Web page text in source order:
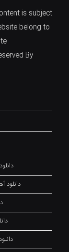
is subject
belong to
By
دانلود